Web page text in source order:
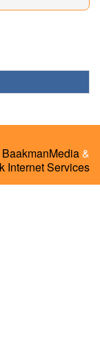
BaakmanMedia&
Internet Services